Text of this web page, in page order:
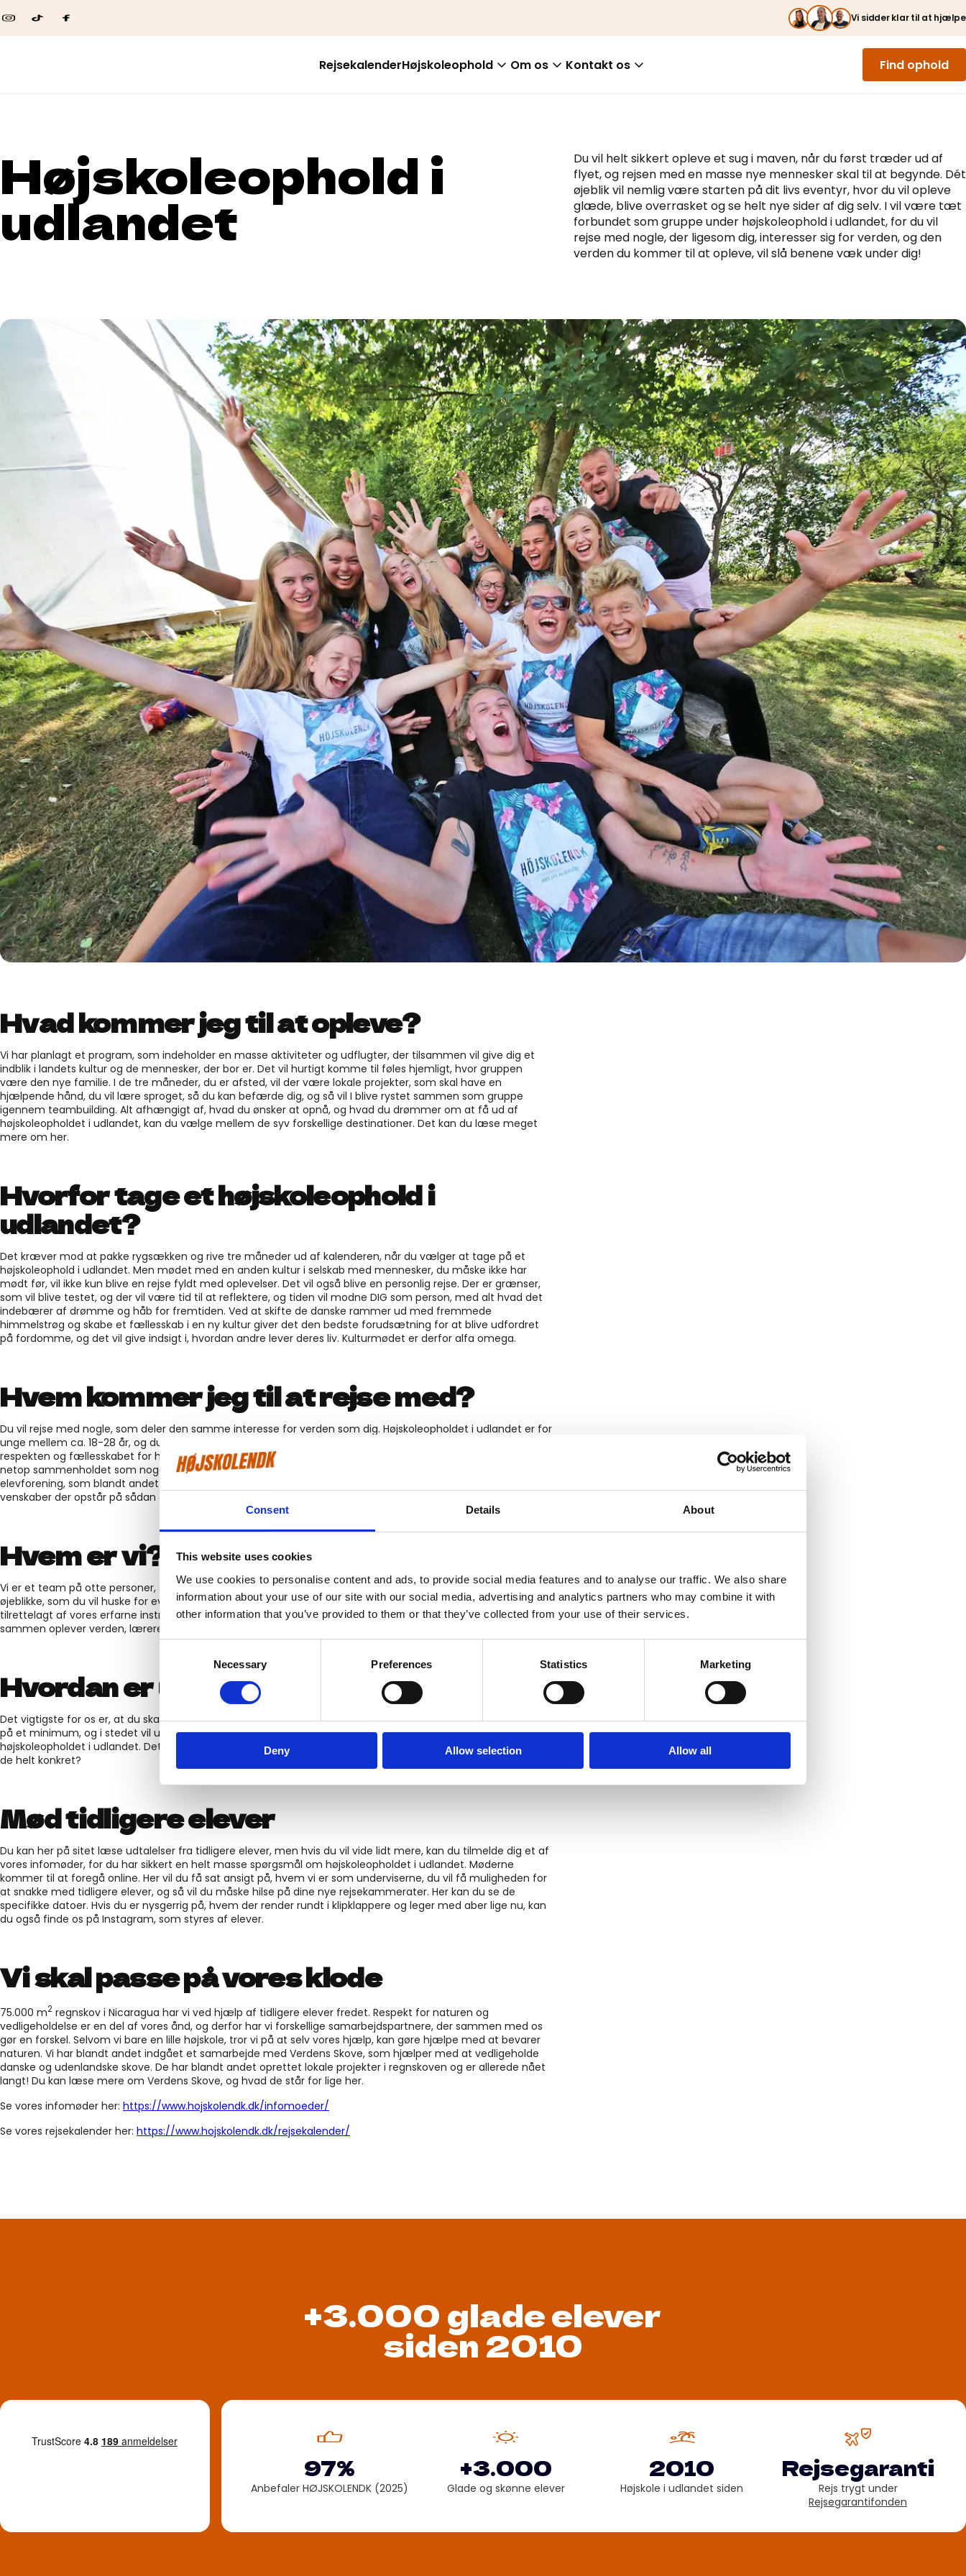
Consent Details About
This website uses cookies
We use cookies to personalise content and ads, to provide social media features and to analyse our traffic. We also share
information about your use of our site with our social media, advertising and analytics partners who may combine it with
other information that you’ve provided to them or that they’ve collected from your use of their services.
Necessary Preferences Statistics Marketing
Deny Allow selection Allow all
Vi sidder klar til at hjælpe
RejsekalenderHøjskoleophold Om os Kontakt os Find ophold
Højskoleophold i
udlandet
Du vil helt sikkert opleve et sug i maven, når du først træder ud af
flyet, og rejsen med en masse nye mennesker skal til at begynde. Dét
øjeblik vil nemlig være starten på dit livs eventyr, hvor du vil opleve
glæde, blive overrasket og se helt nye sider af dig selv. I vil være tæt
forbundet som gruppe under højskoleophold i udlandet, for du vil
rejse med nogle, der ligesom dig, interesser sig for verden, og den
verden du kommer til at opleve, vil slå benene væk under dig!
Hvad kommer jeg til at opleve?
Vi har planlagt et program, som indeholder en masse aktiviteter og udflugter, der tilsammen vil give dig et
indblik i landets kultur og de mennesker, der bor er. Det vil hurtigt komme til føles hjemligt, hvor gruppen
være den nye familie. I de tre måneder, du er afsted, vil der være lokale projekter, som skal have en
hjælpende hånd, du vil lære sproget, så du kan befærde dig, og så vil I blive rystet sammen som gruppe
igennem teambuilding. Alt afhængigt af, hvad du ønsker at opnå, og hvad du drømmer om at få ud af
højskoleopholdet i udlandet, kan du vælge mellem de syv forskellige destinationer. Det kan du læse meget
mere om her.
Hvorfor tage et højskoleophold i
udlandet?
Det kræver mod at pakke rygsækken og rive tre måneder ud af kalenderen, når du vælger at tage på et
højskoleophold i udlandet. Men mødet med en anden kultur i selskab med mennesker, du måske ikke har
mødt før, vil ikke kun blive en rejse fyldt med oplevelser. Det vil også blive en personlig rejse. Der er grænser,
som vil blive testet, og der vil være tid til at reflektere, og tiden vil modne DIG som person, med alt hvad det
indebærer af drømme og håb for fremtiden. Ved at skifte de danske rammer ud med fremmede
himmelstrøg og skabe et fællesskab i en ny kultur giver det den bedste forudsætning for at blive udfordret
på fordomme, og det vil give indsigt i, hvordan andre lever deres liv. Kulturmødet er derfor alfa omega.
Hvem kommer jeg til at rejse med?
Du vil rejse med nogle, som deler den samme interesse for verden som dig. Højskoleopholdet i udlandet er for
unge mellem ca. 18-28 år, og du kommer til at rejse med ca. 30 andre. Det, vi kan sige med sikkerhed, er, at
respekten og fællesskabet for hinanden er det, vi vægter højest på rejsen. Tidligere elever har beskrevet
netop sammenholdet som noget af det bedste, og for at bevare de venskaber, der opstår, har vi en
elevforening, som blandt andet arrangerer festival-camps og reunion weekender. Det fortæller lidt om, hvilke
venskaber der opstår på sådan en rejse.
Hvem er vi?
Vi er et team på otte personer, som alle lever og ånder for at forme den bedst tænkelige rejse. Vi skaber
øjeblikke, som du vil huske for evigt, og vi vil åbne dine øjne for at opdage en helt ny kultur. Undervisningen er
tilrettelagt af vores erfarne instruktører med et højt engagement. Når det så er sagt, gør vi en dyd ud af, at vi
sammen oplever verden, lærere og elever imellem, så vi er en stor familie.
Hvordan er undervisningen?
Det vigtigste for os er, at du skal være en aktiv del af undervisningen. Teori og tavleundervisning bliver holdt
på et minimum, og i stedet vil undervisningen tage udgangspunkt i praktiske øvelser med leg og læring på
højskoleopholdet i udlandet. Det mener vi, vil give bedre mulighed for at huske de vigtige ting. Hvilke fag har
de helt konkret?
Mød tidligere elever
Du kan her på sitet læse udtalelser fra tidligere elever, men hvis du vil vide lidt mere, kan du tilmelde dig et af
vores infomøder, for du har sikkert en helt masse spørgsmål om højskoleopholdet i udlandet. Møderne
kommer til at foregå online. Her vil du få sat ansigt på, hvem vi er som underviserne, du vil få muligheden for
at snakke med tidligere elever, og så vil du måske hilse på dine nye rejsekammerater. Her kan du se de
specifikke datoer. Hvis du er nysgerrig på, hvem der render rundt i klipklappere og leger med aber lige nu, kan
du også finde os på Instagram, som styres af elever.
Vi skal passe på vores klode
75.000 m2 regnskov i Nicaragua har vi ved hjælp af tidligere elever fredet. Respekt for naturen og
vedligeholdelse er en del af vores ånd, og derfor har vi forskellige samarbejdspartnere, der sammen med os
gør en forskel. Selvom vi bare en lille højskole, tror vi på at selv vores hjælp, kan gøre hjælpe med at bevarer
naturen. Vi har blandt andet indgået et samarbejde med Verdens Skove, som hjælper med at vedligeholde
danske og udenlandske skove. De har blandt andet oprettet lokale projekter i regnskoven og er allerede nået
langt! Du kan læse mere om Verdens Skove, og hvad de står for lige her.
Se vores infomøder her: https://www.hojskolendk.dk/infomoeder/
Se vores rejsekalender her: https://www.hojskolendk.dk/rejsekalender/
+3.000 glade elever
siden 2010
97%
Anbefaler HØJSKOLENDK (2025)
+3.000
Glade og skønne elever
2010
Højskole i udlandet siden
Rejsegaranti
Rejs trygt under
Rejsegarantifonden